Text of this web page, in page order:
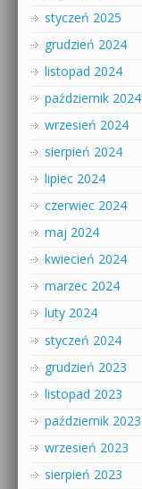
styczeń 2025
grudzień 2024
listopad 2024
październik 2024
wrzesień 2024
sierpień 2024
lipiec 2024
czerwiec 2024
maj 2024
kwiecień 2024
marzec 2024
luty 2024
styczeń 2024
grudzień 2023
listopad 2023
październik 2023
wrzesień 2023
sierpień 2023